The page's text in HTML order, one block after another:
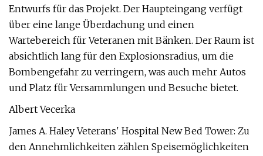
Entwurfs für das Projekt. Der Haupteingang verfügt
über eine lange Überdachung und einen
Wartebereich für Veteranen mit Bänken. Der Raum ist
absichtlich lang für den Explosionsradius, um die
Bombengefahr zu verringern, was auch mehr Autos
und Platz für Versammlungen und Besuche bietet.
Albert Vecerka
James A. Haley Veterans' Hospital New Bed Tower: Zu
den Annehmlichkeiten zählen Speisemöglichkeiten